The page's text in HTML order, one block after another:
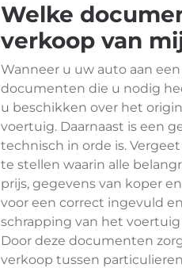
Welke
verkoop van
Wanneer u uw auto aan
documenten die u nodig
u beschikken over het
voertuig. Daarnaast is een
technisch in orde is.
te stellen waarin alle
prijs, gegevens van koper
voor een correct ingevuld
schrapping van het
Door deze documenten
verkoop tussen